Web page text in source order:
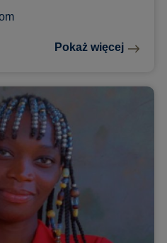
Pokaż więcej